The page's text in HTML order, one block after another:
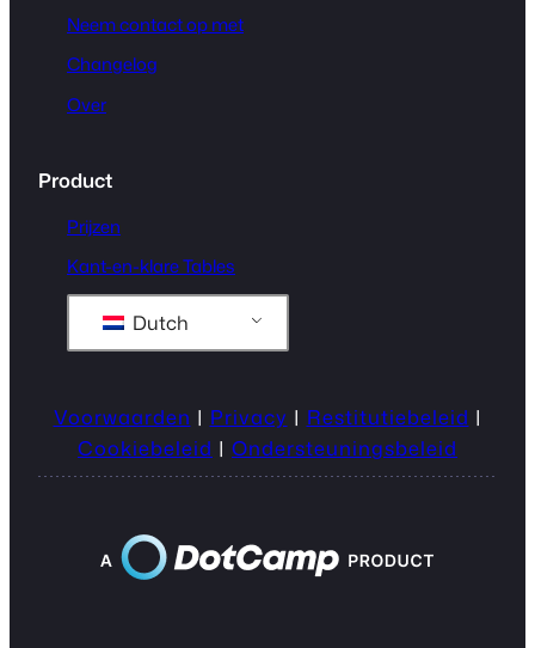
Neem contact op met
Changelog
Over
Product
Prijzen
Kant-en-klare Tables
Dutch
Voorwaarden | Privacy | Restitutiebeleid |
Cookiebeleid | Ondersteuningsbeleid